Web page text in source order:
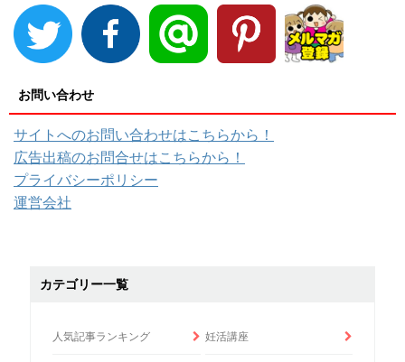
お問い合わせ
サイトへのお問い合わせはこちらから！
広告出稿のお問合せはこちらから！
プライバシーポリシー
運営会社
カテゴリー一覧
人気記事ランキング 妊活講座